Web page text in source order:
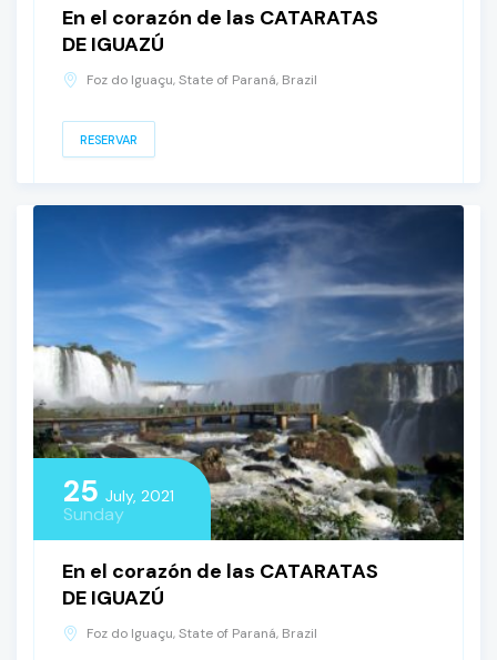
En el corazón de las CATARATAS
DE IGUAZÚ
Foz do Iguaçu, State of Paraná, Brazil
RESERVAR
25 July, 2021
Sunday
En el corazón de las CATARATAS
DE IGUAZÚ
Foz do Iguaçu, State of Paraná, Brazil